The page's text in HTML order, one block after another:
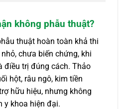
không phẫu thuật?
thuật hoàn toàn khả thi
chưa biến chứng, khi
điều trị đúng cách. Thảo
hột, râu ngô, kim tiền
hữu hiệu, nhưng không
y khoa hiện đại.